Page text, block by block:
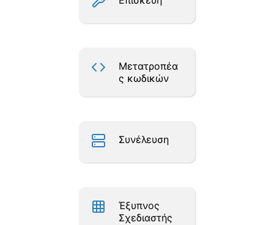
Μετατροπέα
ς κωδικών
Συνέλευση
Έξυπνος
Σχεδιαστής